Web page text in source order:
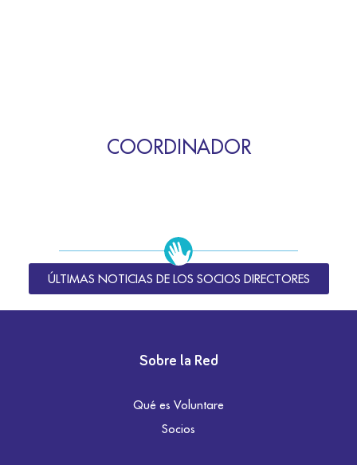
COORDINADOR
ÚLTIMAS NOTICIAS DE LOS SOCIOS DIRECTORES
Sobre la Red
Qué es Voluntare
Socios